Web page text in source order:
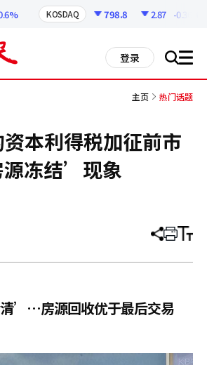
KOSDAQ 798.8 2.87 -0.36%
登录 搜 all
主页 热门话题
本利得税加征前市
冻结’现象
分
章
打 调
小
’…房源回收优于最后交易